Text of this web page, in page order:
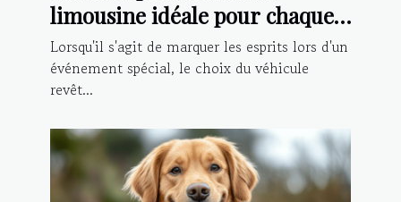
limousine idéale pour chaque
type d'événement
Lorsqu'il s'agit de marquer les esprits lors d'un
événement spécial, le choix du véhicule
revêt...